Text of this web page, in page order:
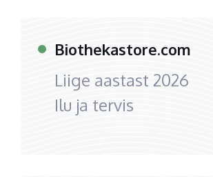
Biothekastore.com
Liige aastast 2026
Ilu ja tervis